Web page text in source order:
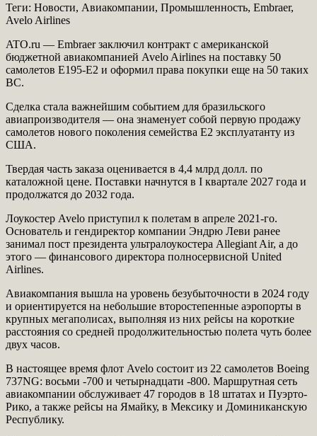
Теги: Новости, Авиакомпании, Промышленность, Embraer,
Avelo Airlines
ATO.ru — Embraer заключил контракт с американской
бюджетной авиакомпанией Avelo Airlines на поставку 50
самолетов E195-E2 и оформил права покупки еще на 50 таких
ВС.
Сделка стала важнейшим событием для бразильского
авиапроизводителя — она знаменует собой первую продажу
самолетов нового поколения семейства E2 эксплуатанту из
США.
Твердая часть заказа оценивается в 4,4 млрд долл. по
каталожной цене. Поставки начнутся в I квартале 2027 года и
продолжатся до 2032 года.
Лоукостер Avelo приступил к полетам в апреле 2021-го.
Основатель и гендиректор компании Эндрю Леви ранее
занимал пост президента ультралоукостера Allegiant Air, а до
этого — финансового директора полносервисной United
Airlines.
Авиакомпания вышла на уровень безубыточности в 2024 году
и ориентируется на небольшие второстепенные аэропорты в
крупных мегаполисах, выполняя из них рейсы на короткие
расстояния со средней продолжительностью полета чуть более
двух часов.
В настоящее время флот Avelo состоит из 22 самолетов Boeing
737NG: восьми -700 и четырнадцати -800. Маршрутная сеть
авиакомпании обслуживает 47 городов в 18 штатах и Пуэрто-
Рико, а также рейсы на Ямайку, в Мексику и Доминиканскую
Республику.